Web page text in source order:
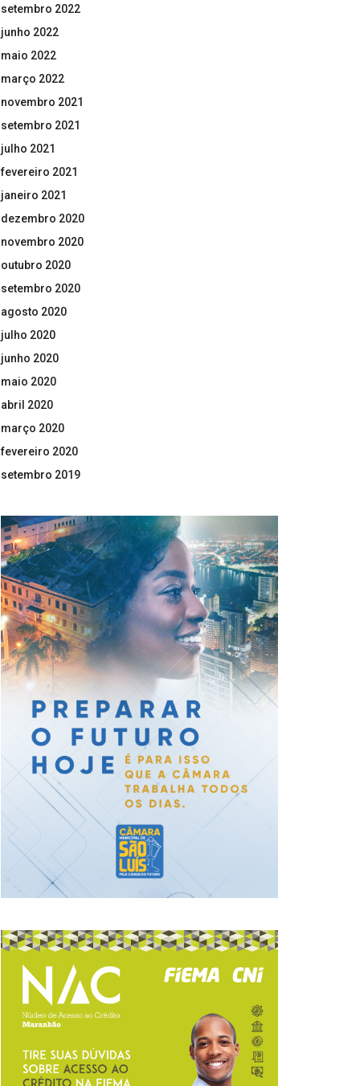
setembro 2022
junho 2022
maio 2022
março 2022
novembro 2021
setembro 2021
julho 2021
fevereiro 2021
janeiro 2021
dezembro 2020
novembro 2020
outubro 2020
setembro 2020
agosto 2020
julho 2020
junho 2020
maio 2020
abril 2020
março 2020
fevereiro 2020
setembro 2019